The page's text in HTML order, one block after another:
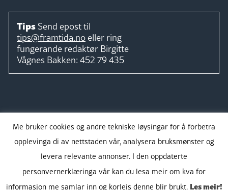
Tips Send epost til
tips@framtida.no eller ring
fungerande redaktør Birgitte
Vågnes Bakken: 452 79 435
Takk for støtta:
Me bruker cookies og andre tekniske løysingar for å forbetra
opplevinga di av nettstaden vår, analysera bruksmønster og
levera relevante annonser. I den oppdaterte
personvernerklæringa vår kan du lesa meir om kva for
informasjon me samlar inn og korleis denne blir brukt. Les meir!